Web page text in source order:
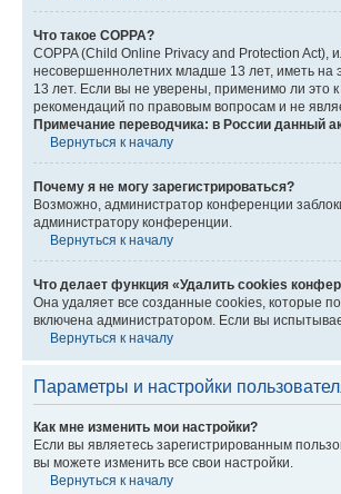
Что такое COPPA?
COPPA (Child Online Privacy and Protection
несовершеннолетних младше 13 лет, иметь на
13 лет. Если вы не уверены, применимо ли это
рекомендаций по правовым вопросам и не
Примечание переводчика: в России данный
Вернуться к началу
Почему я не могу зарегистрироваться?
Возможно, администратор конференции
администратору конференции.
Вернуться к началу
Что делает функция «Удалить cookies
Она удаляет все созданные cookies, которые
включена администратором. Если вы
Вернуться к началу
Параметры и настройки
Как мне изменить мои настройки?
Если вы являетесь зарегистрированным
вы можете изменить все свои настройки.
Вернуться к началу